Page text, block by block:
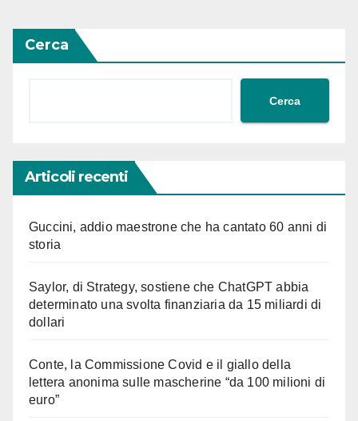
Cerca
Cerca
Articoli recenti
Guccini, addio maestrone che ha cantato 60 anni di
storia
Saylor, di Strategy, sostiene che ChatGPT abbia
determinato una svolta finanziaria da 15 miliardi di
dollari
Conte, la Commissione Covid e il giallo della
lettera anonima sulle mascherine “da 100 milioni di
euro”